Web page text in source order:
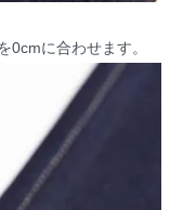
に合わせます。